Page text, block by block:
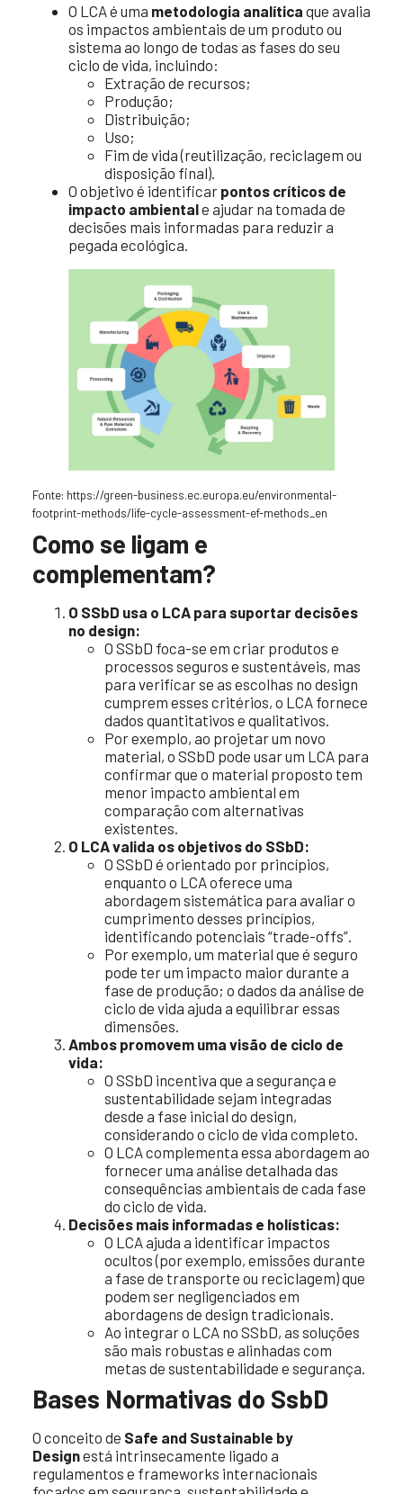
O LCA é uma metodologia analítica que avalia
os impactos ambientais de um produto ou
sistema ao longo de todas as fases do seu
ciclo de vida, incluindo:
Extração de recursos;
Produção;
Distribuição;
Uso;
Fim de vida (reutilização, reciclagem ou
disposição final).
O objetivo é identificar pontos críticos de
impacto ambientale ajudar na tomada de
decisões mais informadas para reduzir a
pegada ecológica.
Fonte: https://green-business.ec.europa.eu/environmental-
footprint-methods/life-cycle-assessment-ef-methods_en
Como se ligam e
complementam?
O SSbD usa o LCA para suportar decisões
no design:
O SSbD foca-se em criar produtos e
processos seguros e sustentáveis, mas
para verificar se as escolhas no design
cumprem esses critérios, o LCA fornece
dados quantitativos e qualitativos.
Por exemplo, ao projetar um novo
material, o SSbD pode usar um LCA para
confirmar que o material proposto tem
menor impacto ambiental em
comparação com alternativas
existentes.
O LCA valida os objetivos do SSbD:
O SSbD é orientado por princípios,
enquanto o LCA oferece uma
abordagem sistemática para avaliar o
cumprimento desses princípios,
identificando potenciais “trade-offs”.
Por exemplo, um material que é seguro
pode ter um impacto maior durante a
fase de produção; o dados da análise de
ciclo de vida ajuda a equilibrar essas
dimensões.
Ambos promovem uma visão de ciclo de
vida:
O SSbD incentiva que a segurança e
sustentabilidade sejam integradas
desde a fase inicial do design,
considerando o ciclo de vida completo.
O LCA complementa essa abordagem ao
fornecer uma análise detalhada das
consequências ambientais de cada fase
do ciclo de vida.
Decisões mais informadas e holísticas:
O LCA ajuda a identificar impactos
ocultos (por exemplo, emissões durante
a fase de transporte ou reciclagem) que
podem ser negligenciados em
abordagens de design tradicionais.
Ao integrar o LCA no SSbD, as soluções
são mais robustas e alinhadas com
metas de sustentabilidade e segurança.
Bases Normativas do SsbD
O conceito de Safe and Sustainable by
Designestá intrinsecamente ligado a
regulamentos e frameworks internacionais